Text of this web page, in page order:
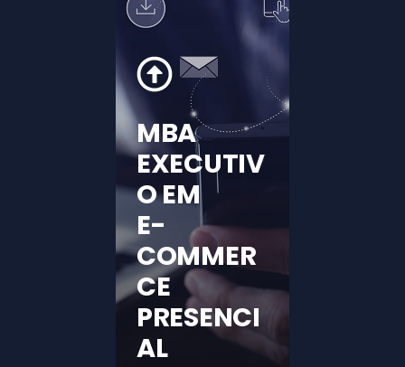
MBA
EXECUTIV
O EM
E-
COMMER
CE
PRESENCI
AL